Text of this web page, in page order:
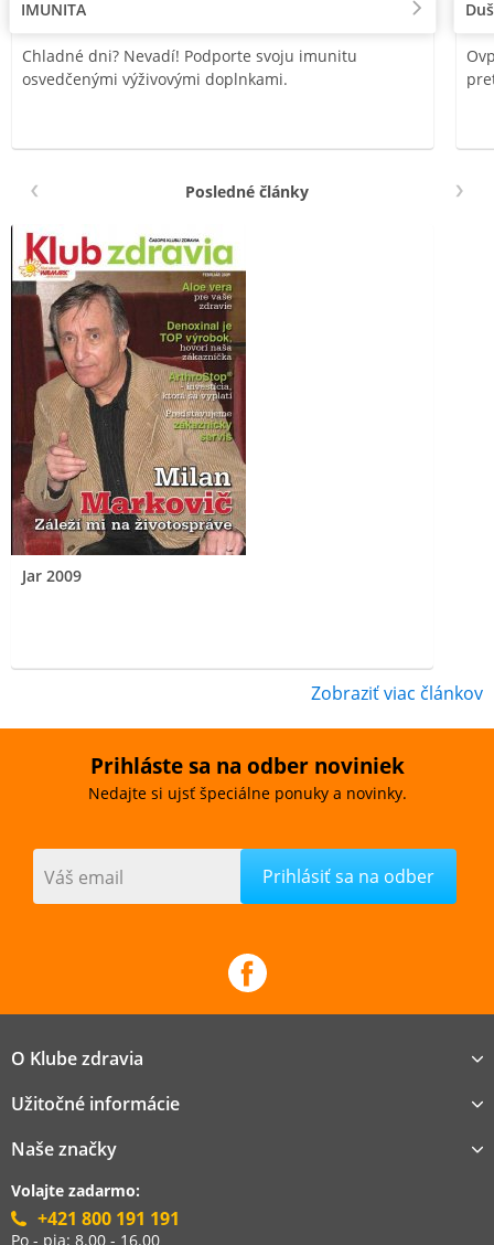
IMUNITA
Chladné dni? Nevadí! Podporte svoju imunitu
osvedčenými výživovými doplnkami.
Posledné články
Jar 2009
Zobraziť viac článkov
Prihláste sa na odber noviniek
Nedajte si ujsť špeciálne ponuky a novinky.
Váš email
O Klube zdravia
Užitočné informácie
Naše značky
Volajte zadarmo:
+421 800 191 191
Po - pia: 8.00 - 16.00